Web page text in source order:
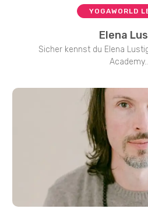
YOGAWORLD
Elena
Sicher kennst du Elena